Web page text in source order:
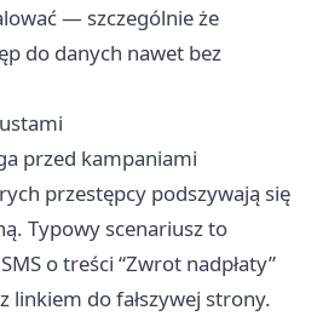
— szczególnie że
do danych nawet bez
przed kampaniami
przestępcy podszywają się
Typowy scenariusz to
o treści “Zwrot nadpłaty”
linkiem do fałszywej strony.